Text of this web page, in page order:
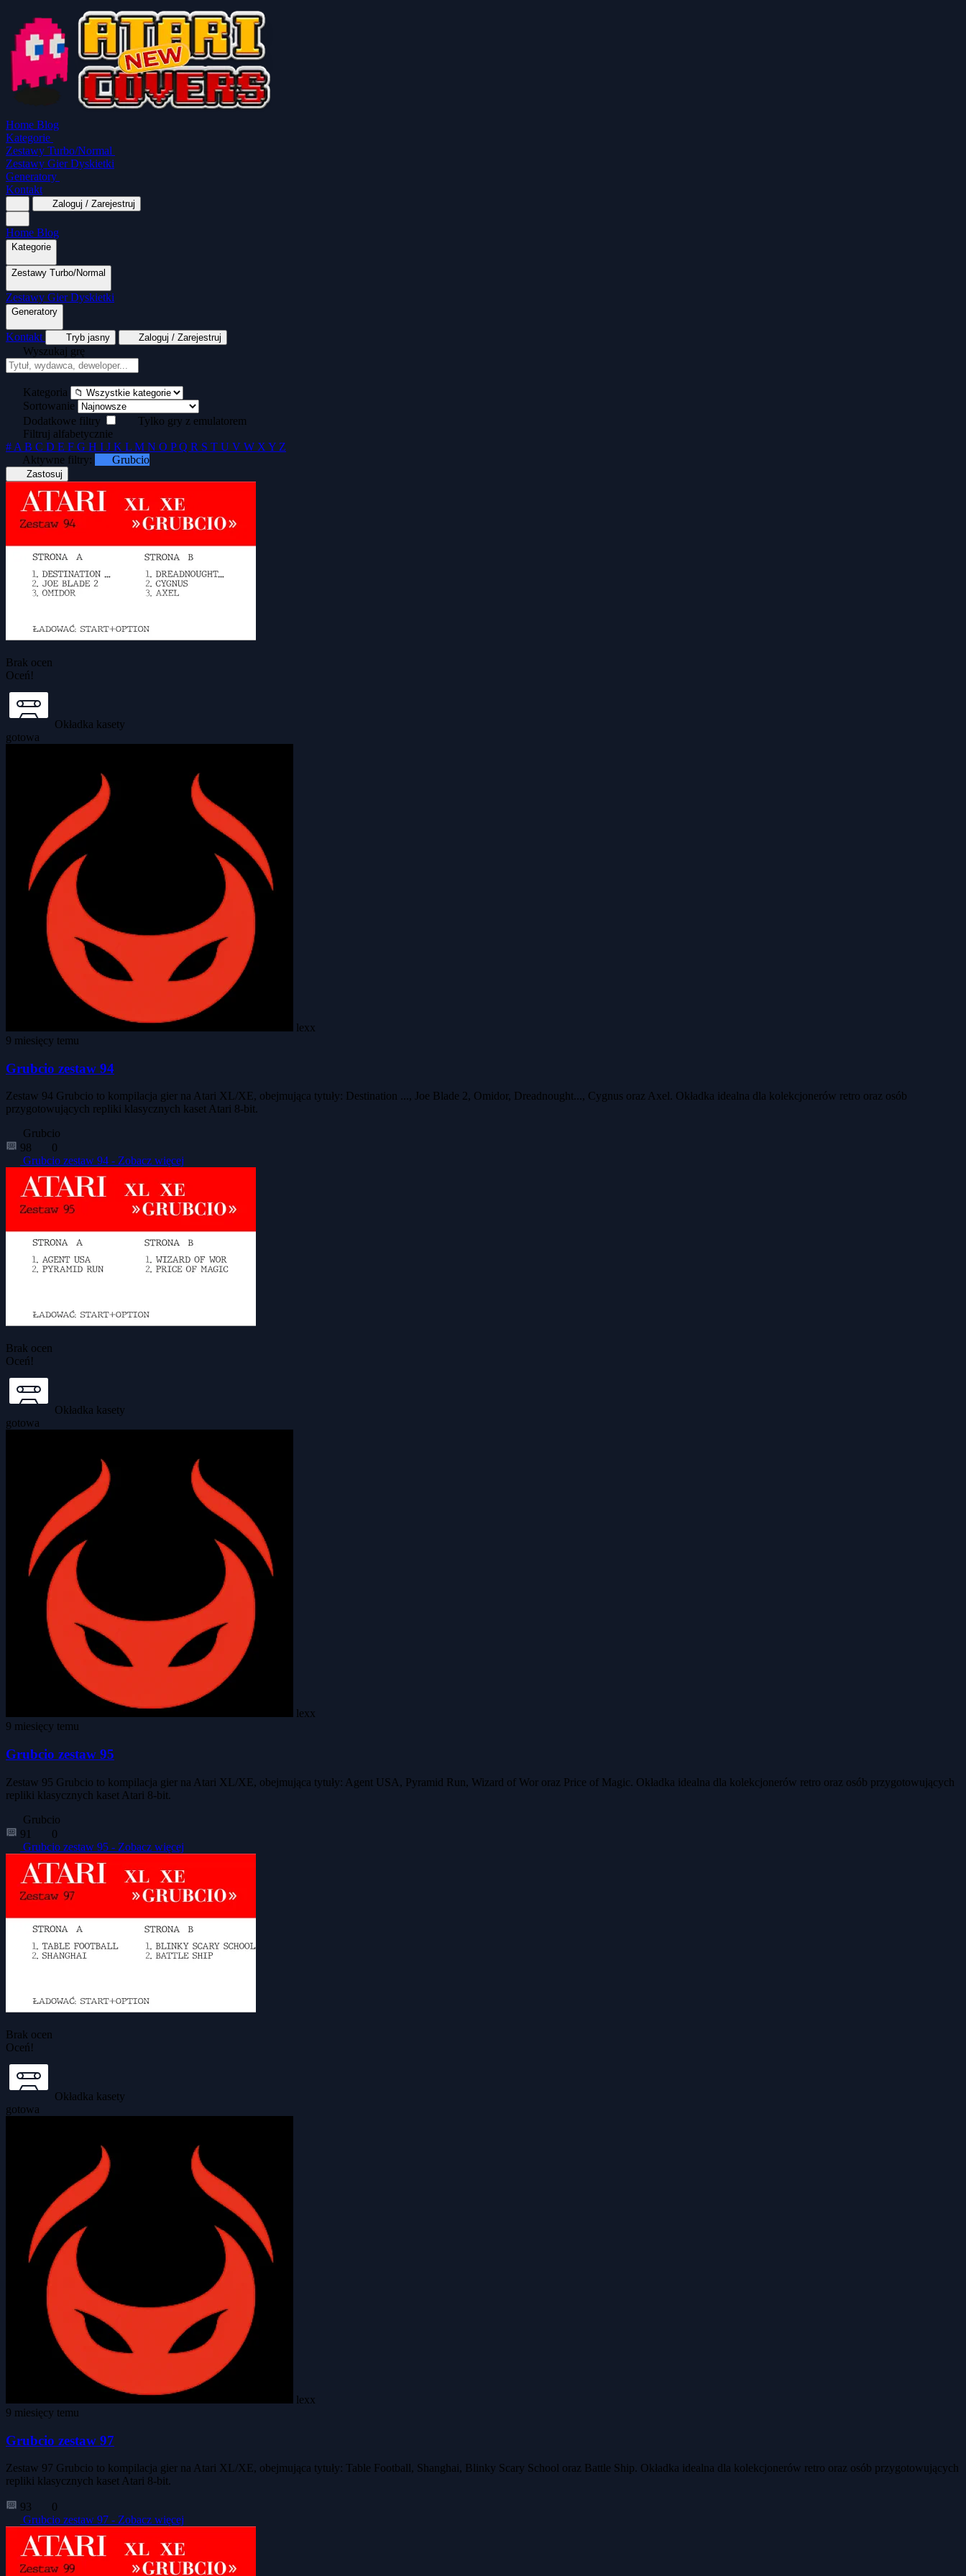
Home Blog
Kategorie
Zestawy Turbo/Normal
Zestawy Gier Dyskietki
Generatory
Kontakt
Zaloguj / Zarejestruj
Home Blog
Kategorie
Wszystkie kategorie
Tekstowe
Zestawy Turbo/Normal
MapaSoft Turbo ROM SparkTurbo 2000
Zestawy Gier Dyskietki
Generatory
Generator kopert dyskietek
Kontakt Tryb jasny Zaloguj / Zarejestruj
Wyszukaj grę
Kategoria
Sortowanie
Dodatkowe filtry
Tylko gry z emulatorem
Filtruj alfabetycznie
# A B C D E F G H I J K L M N O PQ R S T U V W X Y Z
Aktywne filtry:
Grubcio
Zastosuj
Brak ocen
Oceń!
Okładka kasety
gotowa
lexx
9 miesięcy temu
Grubcio zestaw 94
Zestaw 94 Grubcio to kompilacja gier na Atari XL/XE, obejmująca tytuły: Destination ..., Joe Blade 2, Omidor, Dreadnought..., Cygnus oraz Axel. Okładka idealna dla kolekcjonerów retro oraz osób
przygotowujących repliki klasycznych kaset Atari 8-bit.
Grubcio
98
0
Grubcio zestaw 94 - Zobacz więcej
Brak ocen
Oceń!
Okładka kasety
gotowa
lexx
9 miesięcy temu
Grubcio zestaw 95
Zestaw 95 Grubcio to kompilacja gier na Atari XL/XE, obejmująca tytuły: Agent USA, Pyramid Run, Wizard of Wor oraz Price of Magic. Okładka idealna dla kolekcjonerów retro oraz osób przygotowujących
repliki klasycznych kaset Atari 8-bit.
Grubcio
91
0
Grubcio zestaw 95 - Zobacz więcej
Brak ocen
Oceń!
Okładka kasety
gotowa
lexx
9 miesięcy temu
Grubcio zestaw 97
Zestaw 97 Grubcio to kompilacja gier na Atari XL/XE, obejmująca tytuły: Table Football, Shanghai, Blinky Scary School oraz Battle Ship. Okładka idealna dla kolekcjonerów retro oraz osób przygotowujących
repliki klasycznych kaset Atari 8-bit.
93
0
Grubcio zestaw 97 - Zobacz więcej